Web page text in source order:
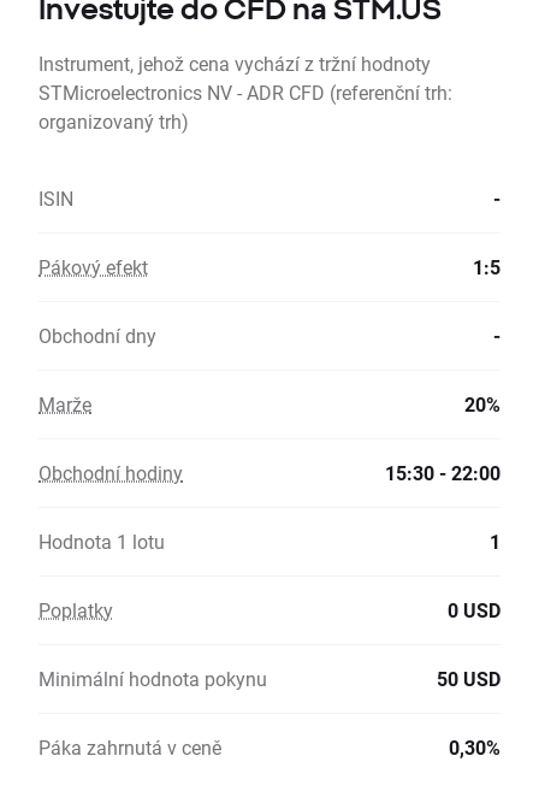
Investujte do CFD na STM.US
Instrument, jehož cena vychází z tržní hodnoty
STMicroelectronics NV - ADR CFD (referenční trh:
organizovaný trh)
ISIN -
Pákový efekt 1:5
Obchodní dny -
Marže 20%
Obchodní hodiny 15:30 - 22:00
Hodnota 1 lotu 1
Poplatky 0 USD
Minimální hodnota pokynu 50 USD
Páka zahrnutá v ceně 0,30%